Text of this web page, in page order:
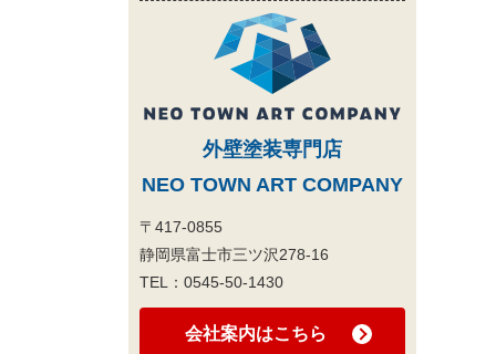
外壁塗装専門店
NEO TOWN ART COMPANY
〒417-0855
静岡県富士市三ツ沢278-16
TEL： 0545-50-1430
会社案内はこちら